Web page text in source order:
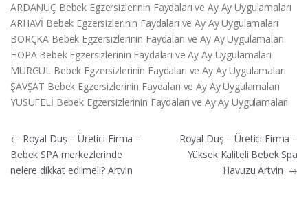
ARDANUÇ Bebek Egzersizlerinin Faydaları ve Ay Ay Uygulamaları
ARHAVİ Bebek Egzersizlerinin Faydaları ve Ay Ay Uygulamaları
BORÇKA Bebek Egzersizlerinin Faydaları ve Ay Ay Uygulamaları
HOPA Bebek Egzersizlerinin Faydaları ve Ay Ay Uygulamaları
MURGUL Bebek Egzersizlerinin Faydaları ve Ay Ay Uygulamaları
ŞAVŞAT Bebek Egzersizlerinin Faydaları ve Ay Ay Uygulamaları
YUSUFELİ Bebek Egzersizlerinin Faydaları ve Ay Ay Uygulamaları
Yazı
gezinmesi
← Royal Duş – Üretici Firma –
Bebek SPA merkezlerinde
nelere dikkat edilmeli? Artvin
Royal Duş – Üretici Firma –
Yüksek Kaliteli Bebek Spa
Havuzu Artvin →